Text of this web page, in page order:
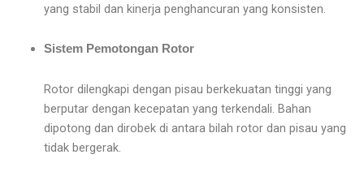
yang stabil dan kinerja penghancuran yang konsisten.
Sistem Pemotongan Rotor
Rotor dilengkapi dengan pisau berkekuatan tinggi yang
berputar dengan kecepatan yang terkendali. Bahan
dipotong dan dirobek di antara bilah rotor dan pisau yang
tidak bergerak.